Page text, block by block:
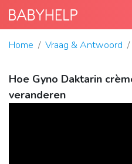
Home Vraag & Antwoord
Hoe Gyno Daktarin
veranderen